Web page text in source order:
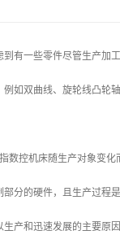
有一些零件尽管生产加
如双曲线、旋轮线凸轮
数控机床随生产对象变
分的硬件，且生产过程
产和迅速发展的主要原因